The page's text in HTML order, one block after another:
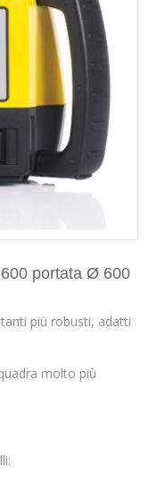
portata Ø 600
più robusti, adatti
molto più